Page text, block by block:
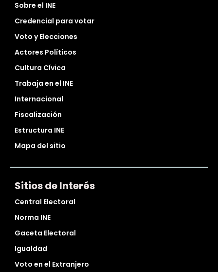
Sobre el INE
Credencial para votar
Voto y Elecciones
Actores Políticos
Cultura Cívica
Trabaja en el INE
Internacional
Fiscalización
Estructura INE
Mapa del sitio
Sitios de Interés
Central Electoral
Norma INE
Gaceta Electoral
Igualdad
Voto en el Extranjero